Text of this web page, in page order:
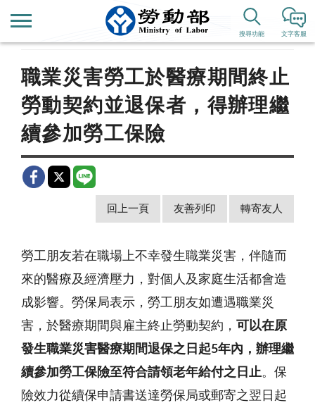
文字客服
搜尋功能
新聞公告 歷史新聞
職業災害勞工於醫療期間終止
勞動契約並退保者，得辦理繼
續參加勞工保險
回上一頁 友善列印 轉寄友人
勞工朋友若在職場上不幸發生職業災害，伴隨而
來的醫療及經濟壓力，對個人及家庭生活都會造
成影響。勞保局表示，勞工朋友如遭遇職業災
害，於醫療期間與雇主終止勞動契約， 可以在原
發生職業災害醫療期間退保之日起5年內，辦理繼
續參加勞工保險至符合請領老年給付之日止。保
險效力從續保申請書送達勞保局或郵寄之翌日起